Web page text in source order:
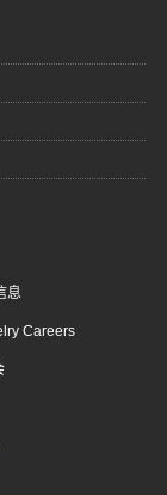
息
Careers